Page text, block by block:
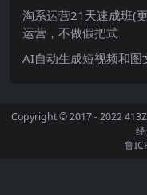
淘系运营21天速成班(
运营，不做假把式
AI自动生成短视频和图
Copyright © 2017 - 2022
鲁